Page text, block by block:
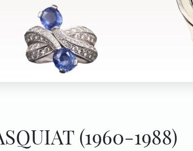
(1960-1988)